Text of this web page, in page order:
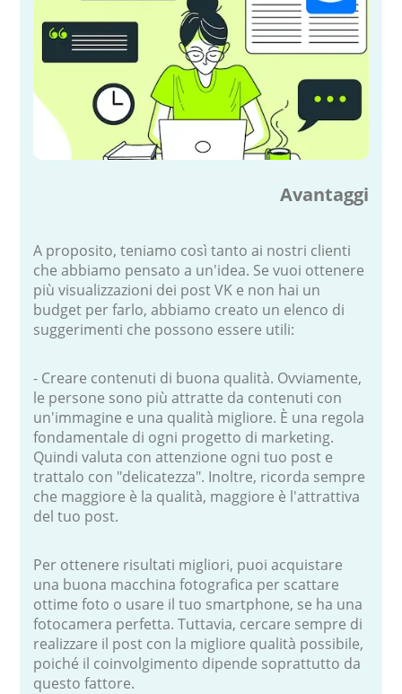
Avantaggi
A proposito, teniamo così tanto ai nostri clienti
che abbiamo pensato a un'idea. Se vuoi ottenere
più visualizzazioni dei post VK e non hai un
budget per farlo, abbiamo creato un elenco di
suggerimenti che possono essere utili:
- Creare contenuti di buona qualità. Ovviamente,
le persone sono più attratte da contenuti con
un'immagine e una qualità migliore. È una regola
fondamentale di ogni progetto di marketing.
Quindi valuta con attenzione ogni tuo post e
trattalo con "delicatezza". Inoltre, ricorda sempre
che maggiore è la qualità, maggiore è l'attrattiva
del tuo post.
Per ottenere risultati migliori, puoi acquistare
una buona macchina fotografica per scattare
ottime foto o usare il tuo smartphone, se ha una
fotocamera perfetta. Tuttavia, cercare sempre di
realizzare il post con la migliore qualità possibile,
poiché il coinvolgimento dipende soprattutto da
questo fattore.